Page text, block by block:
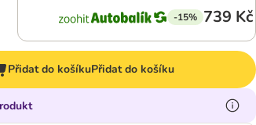
-15% 739 Kč
Přidat do košíkuPřidat do košíku